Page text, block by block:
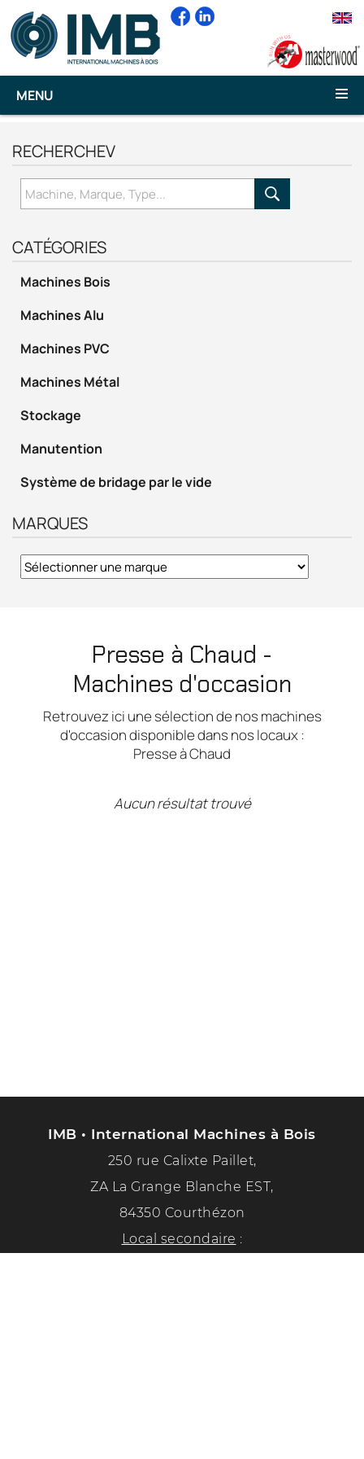
MENU
RECHERCHEV
CATÉGORIES
Machines Bois
Machines Alu
Machines PVC
Machines Métal
Stockage
Manutention
Système de bridage par le vide
MARQUES
Presse à Chaud -
Machines d'occasion
Retrouvez ici une sélection de nos machines
d'occasion disponible dans nos locaux :
Presse à Chaud
Aucun résultat trouvé
IMB • International Machines à Bois
250 rue Calixte Paillet,
ZA La Grange Blanche EST,
84350 Courthézon
Local secondaire :